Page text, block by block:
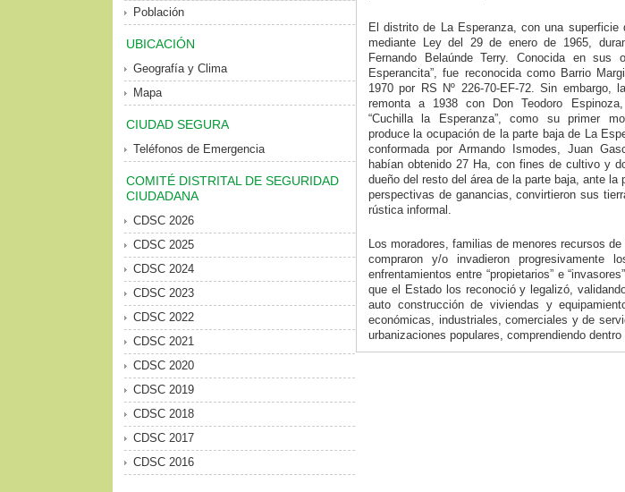
Población
UBICACIÓN
Geografía y Clima
Mapa
CIUDAD SEGURA
Teléfonos de Emergencia
COMITÉ DISTRITAL DE SEGURIDAD
CIUDADANA
CDSC 2026
CDSC 2025
CDSC 2024
CDSC 2023
CDSC 2022
CDSC 2021
CDSC 2020
CDSC 2019
CDSC 2018
CDSC 2017
CDSC 2016
El distrito de La Esperanza, con una superficie
mediante Ley del 29 de enero de 1965,
Fernando Belaúnde Terry. Conocida en sus
Esperancita”, fue reconocida como Barrio
1970 por RS Nº 226-70-EF-72. Sin embargo,
remonta a 1938 con Don Teodoro
“Cuchilla la Esperanza”, como su primer
produce la ocupación de la parte baja de La
conformada por Armando Ismodes, Juan
habían obtenido 27 Ha, con fines de cultivo y
dueño del resto del área de la parte baja, ante la
perspectivas de ganancias, convirtieron sus
rústica informal.
Los moradores, familias de menores recursos
compraron y/o invadieron
enfrentamientos entre “propietarios” e
que el Estado los reconoció y legalizó,
auto construcción de viviendas y
económicas, industriales, comerciales y de
urbanizaciones populares, comprendiendo